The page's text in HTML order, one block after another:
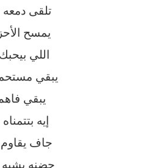
تلقى
يمسح
اللي
يبقي
يبقي
إيه
جاف يقاوم
حضنه